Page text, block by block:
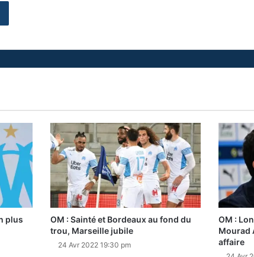
plus
OM : Sainté et Bordeaux au fond du
trou, Marseille jubile
24 Avr 2022 19:30 pm
OM :
Mourad
affaire